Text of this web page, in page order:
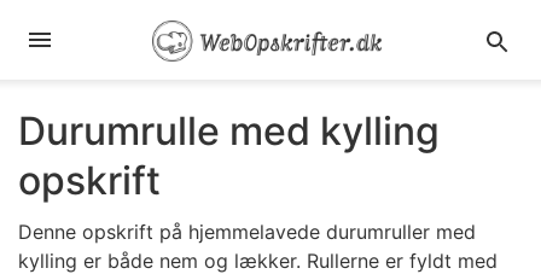
Durumrulle med kylling
opskrift
Denne opskrift på hjemmelavede durumruller med
kylling er både nem og lækker. Rullerne er fyldt med